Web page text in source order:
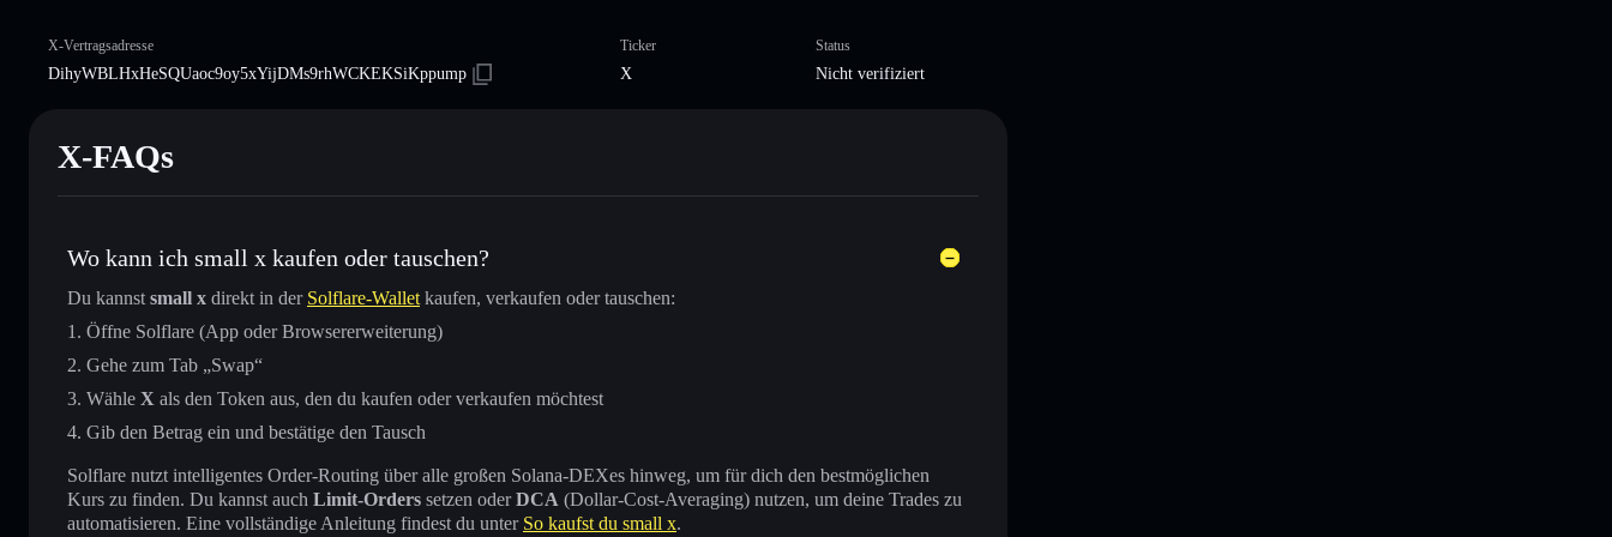
X-Vertragsadresse
DihyWBLHxHeSQUaoc9oy5xYijDMs9rhWCKEKSiKppump
Ticker
X
Status
Nicht verifiziert
X-FAQs
Wo kann ich small x kaufen oder tauschen?
Du kannst small x direkt in der Solflare-Wallet kaufen, verkaufen oder tauschen:
Öffne Solflare (App oder Browsererweiterung)
Gehe zum Tab „Swap“
Wähle X als den Token aus, den du kaufen oder verkaufen möchtest
Gib den Betrag ein und bestätige den Tausch
Solflare nutzt intelligentes Order-Routing über alle großen Solana-DEXes hinweg, um für dich den bestmöglichen
Kurs zu finden. Du kannst auch Limit-Orders setzen oderDCA (Dollar-Cost-Averaging) nutzen, um deine Trades zu
automatisieren. Eine vollständige Anleitung findest du unter So kaufst du small x.